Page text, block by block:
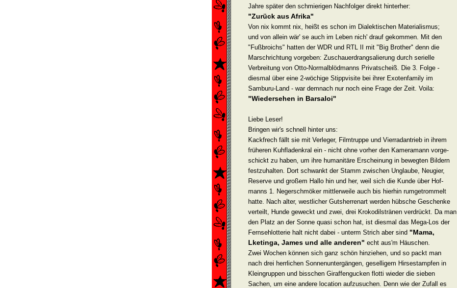
Jahre später den schmierigen Nachfolger direkt hinterher:
"Zurück aus Afrika"
Von nix kommt nix, heißt es schon im Dialektischen Materialismus;
und von allein wär' se auch im Leben nich' drauf gekommen. Mit den
"Fußbroichs" hatten der WDR und RTL II mit "Big Brother" denn die
Marschrichtung vorgeben: Zuschauerdrangsalierung durch serielle
Verbreitung von Otto-Normalblödmanns Privatscheiß. Die 3. Folge -
diesmal über eine 2-wöchige Stippvisite bei ihrer Exo­tenfamily im
Samburu-Land - war demnach nur noch eine Frage der Zeit. Voila:
"Wiedersehen in Barsaloi"
Liebe Leser!
Bringen wir's schnell hinter uns:
Kackfrech fällt sie mit Verleger, Filmtruppe und Vierradantrieb in ihrem
früheren Kuhfladenkral ein - nicht ohne vorher den Kamera­mann vorge­
schickt zu haben, um ihre humanitäre Erscheinung in bewegten Bildern
festzuhalten. Dort schwankt der Stamm zwischen Unglaube, Neugier,
Reserve und großem Hallo hin und her, weil sich die Kunde über Hof­
manns 1. Negerschmöker mittlerweile auch bis hierhin rumgetrommelt
hatte. Nach alter, westlicher Gutsherrenart werden hübsche Geschenke
verteilt, Hunde geweckt und zwei, drei Krokodils­tränen verdrückt. Da man
den Platz an der Sonne quasi schon hat, ist diesmal das Mega-Los der
Fernsehlotterie halt nicht dabei - unterm Strich aber sind "Mama,
Lketinga, James und alle anderen" echt aus'm Häuschen.
Zwei Wochen können sich ganz schön hinziehen, und so packt man
nach drei herrlichen Sonnenuntergängen, geselligem Hirsestampfen in
Klein­gruppen und bisschen Giraffengucken flotti wieder die sieben
Sachen, um eine andere location aufzusuchen. Denn wie der Zufall es